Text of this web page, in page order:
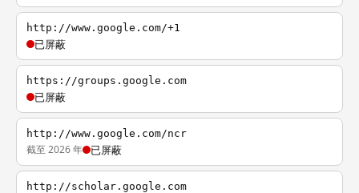
http://www.google.com/+1
已屏蔽
https://groups.google.com
已屏蔽
http://www.google.com/ncr
截至 2026 年 已屏蔽
http://scholar.google.com